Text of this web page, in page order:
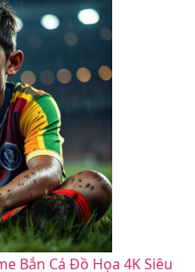
Bắn Cá Đồ Họa 4K Siêu